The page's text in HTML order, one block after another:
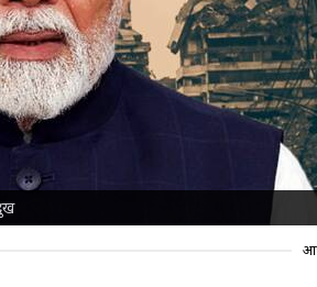
में आए ज़बरदस्त भूकंप से हुई तबाही से
खो दिया है। हम घायलों के जल्द ठीक